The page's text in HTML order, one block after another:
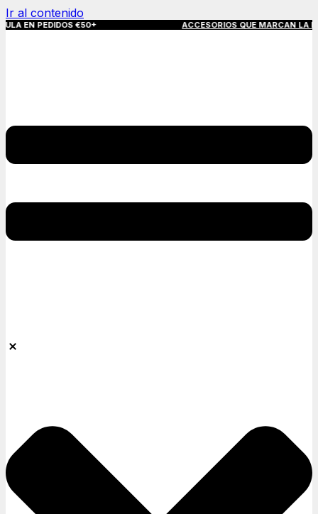
Ir al contenido
PEDIDOS €50+ ACCESORIOS QUE MARCAN LA DIFERENCIA